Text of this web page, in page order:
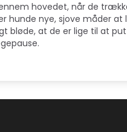
hovedet, når de
hunde nye, sjove måder at
bløde, at de er lige til at